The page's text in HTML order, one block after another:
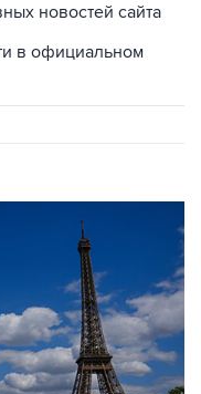
новостей сайта
в официальном